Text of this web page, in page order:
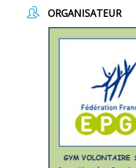
ORGANISATEUR